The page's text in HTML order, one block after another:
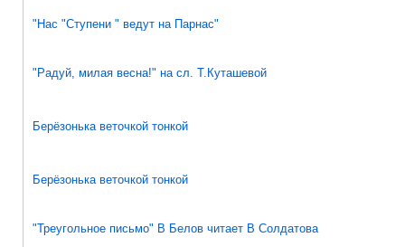
"Нас "Ступени " ведут на Парнас"
"Радуй, милая весна!" на сл. Т.Куташевой
Берёзонька веточкой тонкой
Берёзонька веточкой тонкой
"Треугольное письмо" В Белов читает В Солдатова